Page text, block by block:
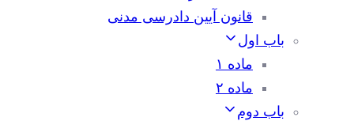
قانون آیین دادرسی مدنی
باب اول
ماده ۱
ماده ۲
باب دوم